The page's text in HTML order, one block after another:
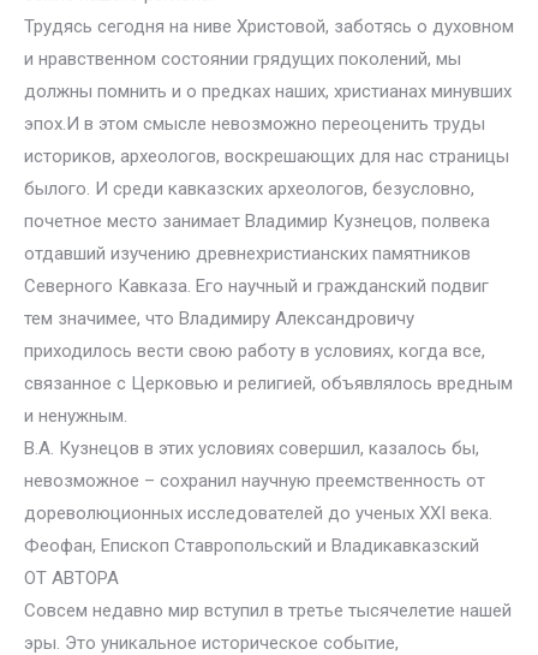
Трудясь сегодня на ниве Христовой, заботясь о духовном
и нравственном состоянии грядущих поколений, мы
должны помнить и о предках наших, христианах минувших
эпох.И в этом смысле невозможно переоценить труды
историков, археологов, воскрешающих для нас страницы
былого. И среди кавказских археологов, безусловно,
почетное место занимает Владимир Кузнецов, полвека
отдавший изучению древнехристианских памятников
Северного Кавказа. Его научный и гражданский подвиг
тем значимее, что Владимиру Александровичу
приходилось вести свою работу в условиях, когда все,
связанное с Церковью и религией, объявлялось вредным
и ненужным.
В.А. Кузнецов в этих условиях совершил, казалось бы,
невозможное – сохранил научную преемственность от
дореволюционных исследователей до ученых XXI века.
Феофан, Епископ Ставропольский и Владикавказский
ОТ АВТОРА
Совсем недавно мир вступил в третье тысячелетие нашей
эры. Это уникальное историческое событие,